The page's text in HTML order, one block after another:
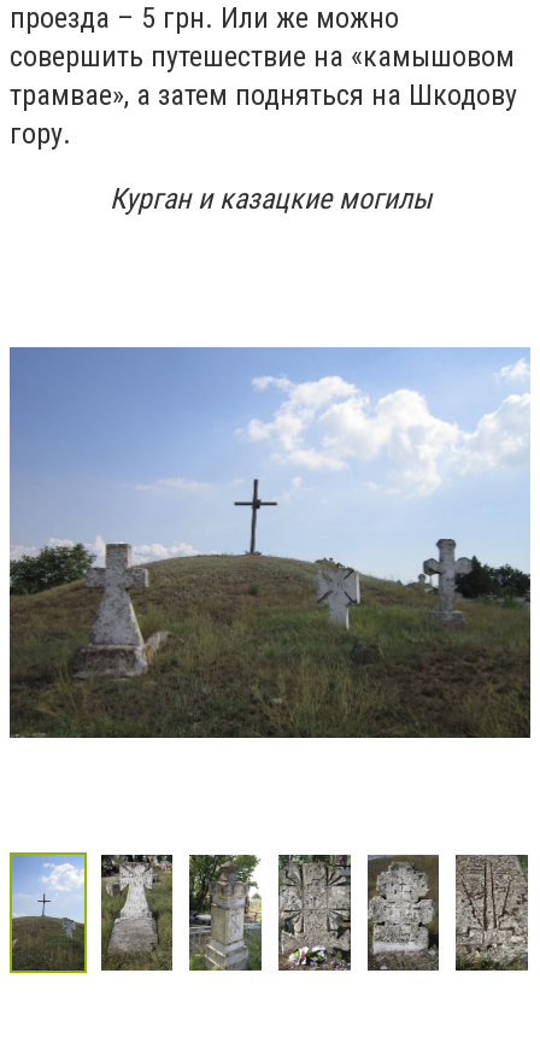
проезда – 5 грн. Или же можно
совершить путешествие на «камышовом
трамвае», а затем подняться на Шкодову
гору.
Курган и казацкие могилы